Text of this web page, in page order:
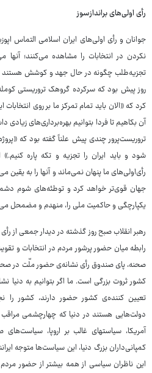
رأی اولی‌های براندازسوز
جوانان و رأی اولی‌های ایران اسلامی التماس
نکردن در انتخابات را مشاهده می‌کنند؛ آنها
تجزیه‌طلب چگونه در حال جهد و کوشش هستند تا
روز پیش بود که سرکرده گروهک تروریستی
کرد که «الان باید تمام تمرکز ما بر روی
آن بکاهیم تا فردا بتوانیم بهره‌برداری‌های
تروریست‌پرور چندی پیش علناً گفته بود که
شود و باید ایران را تجزیه و تکه پاره
رأی‌اولی‌های ما پنهان نمی‌ماند و آنها را به یقین
جهان قوی‌تر خواهد کرد و توطئه‌های شوم
یکپارچگی و حاکمیت ملی را، منهدم و مضمحل
رهبر انقلاب صبح روز گذشته در دیدار جمعی از
رابطه میان حضور پرشور مردم در انتخابات و
صحنه، پای صندوق رأی نشانه‌ی حضور ملّت در
کشور ثروت بزرگی است. ما اگر بتوانیم به
تعیین کننده‌ی کشور حضور دارند، کشور را
دولت‌هایی هستند در دنیا که چهارچشمی مراقب
آمریکا، سیاستهای غالب بر اروپا، سیاست‌های
کمپانی‌داران بزرگ دنیا، این سیاست‌ها متوجه
این ناظران سیاسی از همه بیشتر از حضور